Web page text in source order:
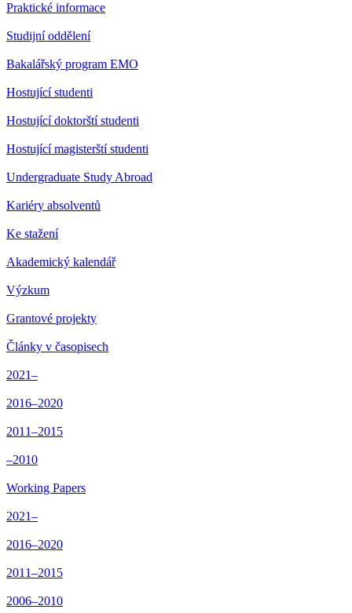
Praktické informace
Studijní oddělení
Bakalářský program EMO
Hostující studenti
Hostující doktorští studenti
Hostující magisterští studenti
Undergraduate Study Abroad
Kariéry absolventů
Ke stažení
Akademický kalendář
Výzkum
Grantové projekty
Články v časopisech
2021–
2016–2020
2011–2015
–2010
Working Papers
2021–
2016–2020
2011–2015
2006–2010